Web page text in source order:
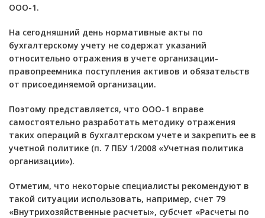
ООО-1.
На сегодняшний день нормативные акты по
бухгалтерскому учету не содержат указаний
относительно отражения в учете организации-
правопреемника поступления активов и обязательств
от присоединяемой организации.
Поэтому представляется, что ООО-1 вправе
самостоятельно разработать методику отражения
таких операций в бухгалтерском учете и закрепить ее в
учетной политике (п. 7 ПБУ 1/2008 «Учетная политика
организации»).
Отметим, что некоторые специалисты рекомендуют в
такой ситуации использовать, например, счет 79
«Внутрихозяйственные расчеты», субсчет «Расчеты по